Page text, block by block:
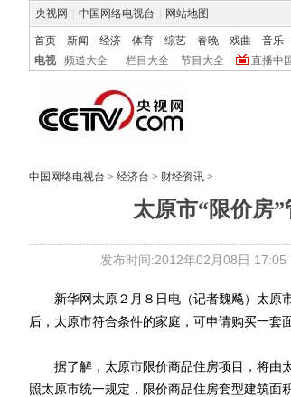
央视网 中国网络电视台 网站地图
首页 新闻 经济 体育 综艺 春晚 戏曲 音乐
电视
频道大全 栏目大全 节目大全 直播中
中国网络电视台 > 经济台 > 财经资讯 >
太原市“限价
发布时间:2012年02月08日 17:05
新华网太原２月８日电（记者魏飚）太原
后，太原市符合条件的家庭，可申请购买一套
据了解，太原市限价商品住房项目，将由
照太原市统一规定，限价商品住房套型建筑面